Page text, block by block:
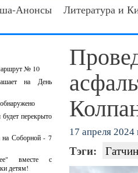
Анонсы
Литература и
№ 10
на День
перекрыто
на Соборной - 7
вместе с
детям!
17 апреля 2024
Тэги: